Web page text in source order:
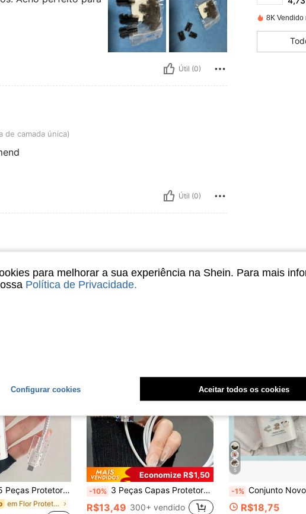
Útil (0)
única)
de camada única)
Útil (0)
8K Vendido
de Cabo de Carregamento de Gato em Formato de Coração Rosa/Gravata Borboleta/Flor/Coração Roxo em TPU, Compatível com Carregadores Apple 18/20W, Ótimo Presente para Amigos
em Flor Protetores de Cabo
Economize R$1,50
-10% 3 Peças Capas Protetoras em Forma de Olho Azul para Adaptadores e Cabos de Carregamento, Compatíveis com Carregadores Apple 18w/20w, Protetor de Cabo, Acessórios de Carregador, Acessórios de Telefone
R$13,49 300+ vendido
5
-1% Conjunto Novo de Protetor de Carregador e Cabo TPU com Estampa de Cachorro e Poá, Capa Protetora de Cabo de Carregamento
R$18,75
para melhorar a sua experiência na Shein. Para mais
Política de Privacidade.
Configurar cookies Aceitar todos os cookies